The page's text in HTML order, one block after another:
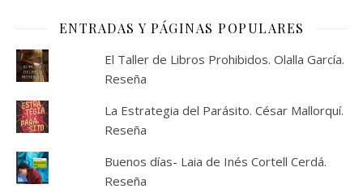
ENTRADAS Y PÁGINAS POPULARES
El Taller de Libros Prohibidos. Olalla García.
Reseña
La Estrategia del Parásito. César Mallorquí.
Reseña
Buenos días- Laia de Inés Cortell Cerdá.
Reseña